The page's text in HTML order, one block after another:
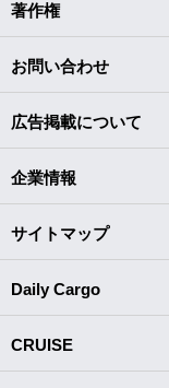
著作権
お問い合わせ
広告掲載について
企業情報
サイトマップ
Daily Cargo
CRUISE